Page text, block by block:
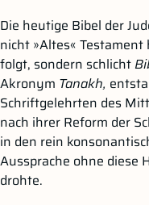
Die heutige Bibel der
nicht »Altes«
folgt, sondern schlicht
Akronym Tanakh,
Schriftgelehrten des
nach ihrer Reform der
in den rein
Aussprache ohne diese
drohte.